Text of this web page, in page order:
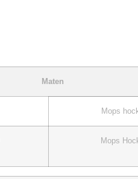
Maten
Mops
Mops